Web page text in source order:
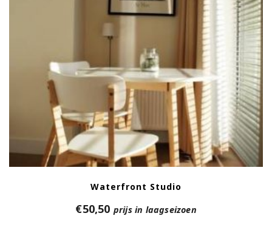
Waterfront Studio
€50,50 prijs in laagseizoen